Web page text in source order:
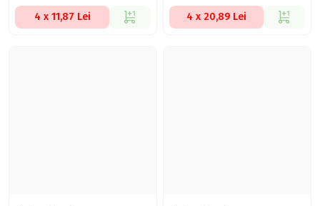
4 x 11,87 Lei 4 x 20,89 Lei